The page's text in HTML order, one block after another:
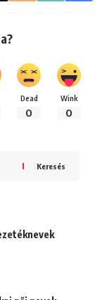
Dead
0
Wink
0
Keresés